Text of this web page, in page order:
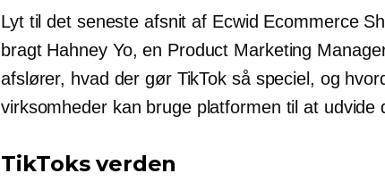
Lyt til det seneste afsnit af Ecwid Ecommerce
bragt Hahney Yo, en Product Marketing
afslører, hvad der gør TikTok så speciel, og
virksomheder kan bruge platformen til at
TikToks verden